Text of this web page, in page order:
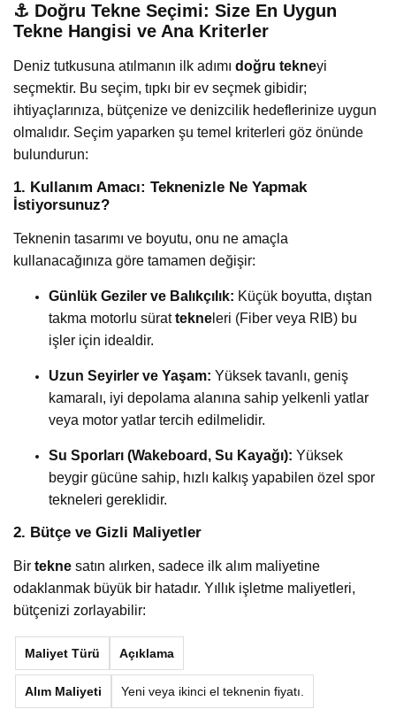
⚓️ Doğru Tekne Seçimi: Size En Uygun
Tekne Hangisi ve Ana Kriterler
Deniz tutkusuna atılmanın ilk adımı doğru tekneyi
seçmektir. Bu seçim, tıpkı bir ev seçmek gibidir;
ihtiyaçlarınıza, bütçenize ve denizcilik hedeflerinize uygun
olmalıdır. Seçim yaparken şu temel kriterleri göz önünde
bulundurun:
1. Kullanım Amacı: Teknenizle Ne Yapmak
İstiyorsunuz?
Teknenin tasarımı ve boyutu, onu ne amaçla
kullanacağınıza göre tamamen değişir:
Günlük Geziler ve Balıkçılık: Küçük boyutta, dıştan
takma motorlu sürattekne leri (Fiber veya RIB) bu
işler için idealdir.
Uzun Seyirler ve Yaşam: Yüksek tavanlı, geniş
kamaralı, iyi depolama alanına sahip yelkenli yatlar
veya motor yatlar tercih edilmelidir.
Su Sporları (Wakeboard, Su Kayağı): Yüksek
beygir gücüne sahip, hızlı kalkış yapabilen özel spor
tekneleri gereklidir.
2. Bütçe ve Gizli Maliyetler
Bir tekne satın alırken, sadece ilk alım maliyetine
odaklanmak büyük bir hatadır. Yıllık işletme maliyetleri,
bütçenizi zorlayabilir:
Maliyet Türü Açıklama
Alım Maliyeti Yeni veya ikinci el teknenin fiyatı.